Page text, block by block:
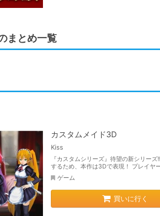
まとめ一覧
カスタムメイド3D
Kiss
『カスタムシリーズ』待望の新シリー
するため、本作は3Dで表現！ プレイヤ
ゲーム
買いに行く